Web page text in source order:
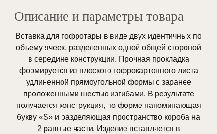
Описание и параметры товара
Вставка для гофротары в виде двух идентичных по
объему ячеек, разделенных одной общей стороной
в середине конструкции. Прочная прокладка
формируется из плоского гофрокартонного листа
удлиненной прямоугольной формы с заранее
проложенными шестью изгибами. В результате
получается конструкция, по форме напоминающая
букву «S» и разделяющая пространство короба на
2 равные части. Изделие вставляется в